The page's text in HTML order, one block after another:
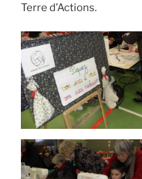
Terre d’Actions.